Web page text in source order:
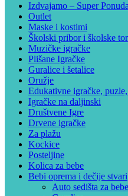
Izdvajamo – Super Ponuda
Outlet
Maske i kostimi
Školski pribor i školske
Muzičke igračke
Plišane Igračke
Guralice i šetalice
Oružje
Edukativne igračke,
Igračke na daljinski
Društvene Igre
Drvene igračke
Za plažu
Kockice
Posteljine
Kolica za bebe
Bebi oprema i dečije stvari
Auto sedišta za